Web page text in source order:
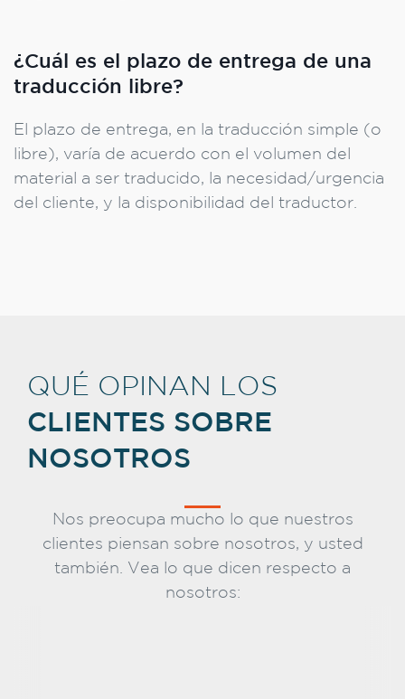
¿Cuál es el plazo de entrega de una
traducción libre?
El plazo de entrega, en la traducción simple (o
libre), varía de acuerdo con el volumen del
material a ser traducido, la necesidad/urgencia
del cliente, y la disponibilidad del traductor.
QUÉ OPINAN LOS
CLIENTES SOBRE
NOSOTROS
Nos preocupa mucho lo que nuestros
clientes piensan sobre nosotros, y usted
también. Vea lo que dicen respecto a
nosotros: